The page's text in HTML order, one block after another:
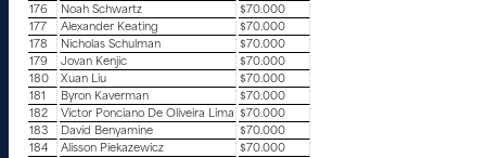
176
Noah Schwartz
$70.000
177
Alexander Keating
$70.000
178
Nicholas Schulman
$70.000
179
Jovan Kenjic
$70.000
180
Xuan Liu
$70.000
181
Byron Kaverman
$70.000
182
Victor Ponciano De Oliveira Lima $70.000
183
David Benyamine
$70.000
184
Alisson Piekazewicz
$70.000